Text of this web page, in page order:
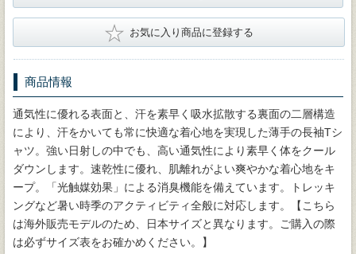
★ お気に入り商品に登録する
商品情報
通気性に優れる表面と、汗を素早く吸水拡散する裏面の二層構造
により、汗をかいても常に快適な着心地を実現した薄手の長袖Tシ
ャツ。強い日射しの中でも、高い通気性により素早く体をクール
ダウンします。速乾性に優れ、肌離れがよい爽やかな着心地をキ
ープ。「光触媒効果」による消臭機能を備えています。トレッキ
ングなど暑い時季のアクティビティ全般に対応します。【こちら
は海外販売モデルのため、日本サイズと異なります。ご購入の際
は必ずサイズ表をお確かめください。】